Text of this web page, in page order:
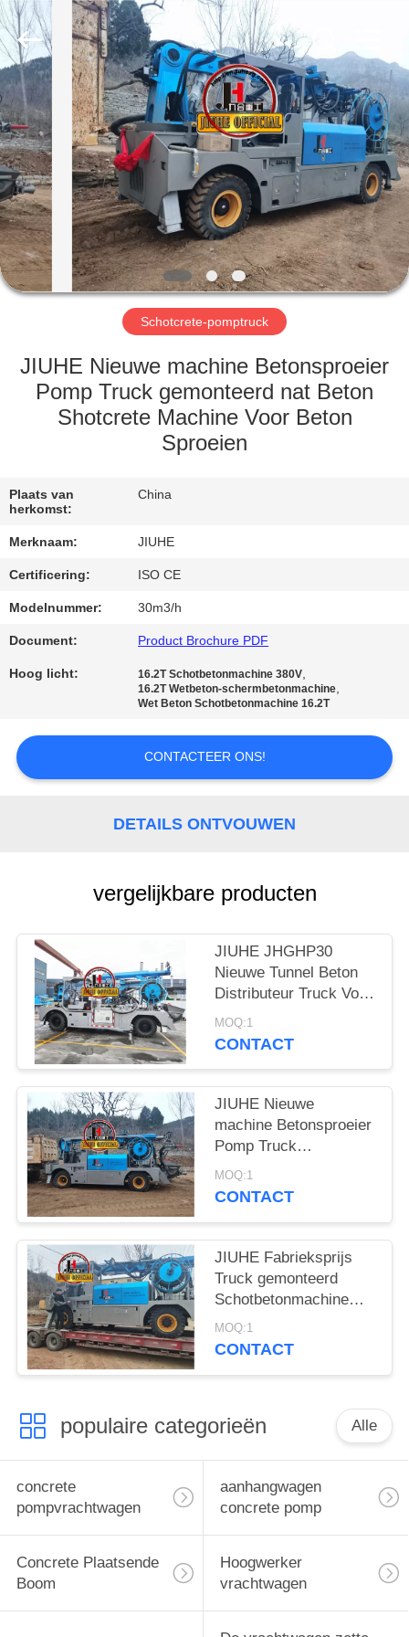
HUIS
PRODUCTEN
VIDEO'S
VR
TOON
ONGEVEER
ONS
FABRIEKSREIS
KWALITEITSCONTROLE
DE
V.S.
VERZOEK
EEN
CITAAT
SITEMAP
PRIVACYBELEID
Heavy
Industry
Machinery
Co.,
Ltd.
All
Rights
Reserved.
Schotcrete-pomptruck
JIUHE Nieuwe machine Betonsproeier
Pomp Truck gemonteerd nat Beton
Shotcrete Machine Voor Beton
Sproeien
Plaats van
herkomst:
China
Merknaam: JIUHE
Certificering: ISO CE
Modelnummer: 30m3/h
Document: Product Brochure PDF
Hoog licht: 16.2T Schotbetonmachine 380V,
16.2T Wetbeton-schermbetonmachine,
Wet Beton Schotbetonmachine 16.2T
CONTACTEER ONS!
DETAILS ONTVOUWEN
vergelijkbare producten
JIUHE JHGHP30
Nieuwe Tunnel Beton
Distributeur Truck Voor
Beton Bespuiting
SPM500 Wetkret
MOQ:1
CONTACT
JIUHE Nieuwe
machine Betonsproeier
Pomp Truck
gemonteerd nat Beton
Shotcrete Machine
MOQ:1
CONTACT
JIUHE Fabrieksprijs
Truck gemonteerd
Schotbetonmachine
Rechter rijdlijn
Betonpomp Truck
MOQ:1
CONTACT
populaire categorieën Alle
concrete
pompvrachtwagen
aanhangwagen
concrete pomp
Concrete Plaatsende
Boom
Hoogwerker
vrachtwagen